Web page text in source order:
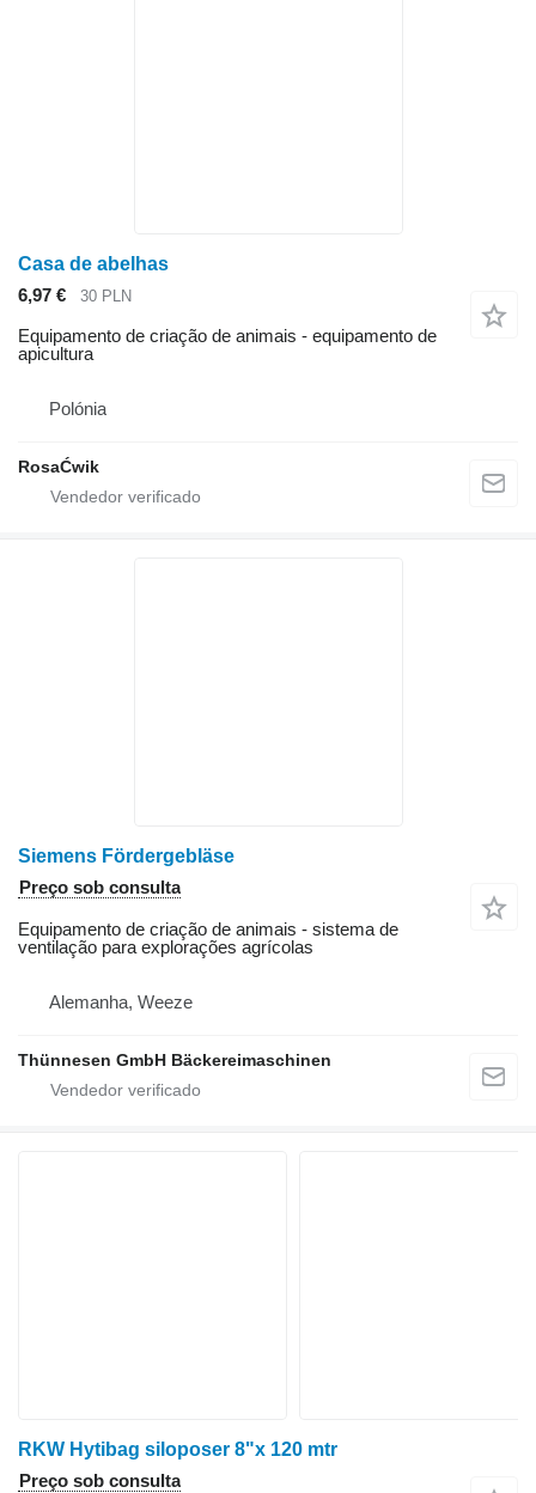
Casa de abelhas
6,97 €
30 PLN
Equipamento de criação de animais - equipamento de
apicultura
Polónia
RosaĆwik
Siemens Fördergebläse
Preço sob consulta
Equipamento de criação de animais - sistema de
ventilação para explorações agrícolas
Alemanha, Weeze
Thünnesen GmbH Bäckereimaschinen
RKW Hytibag siloposer 8"x 120 mtr
Preço sob consulta